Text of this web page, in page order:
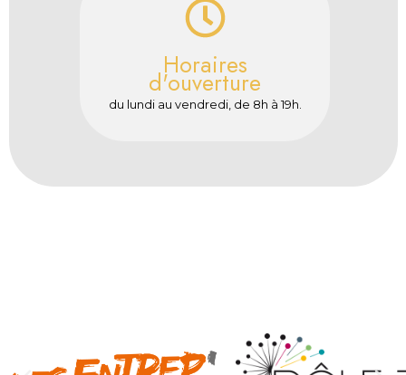
Horaires
d'ouverture
du lundi au vendredi, de 8h à 19h.